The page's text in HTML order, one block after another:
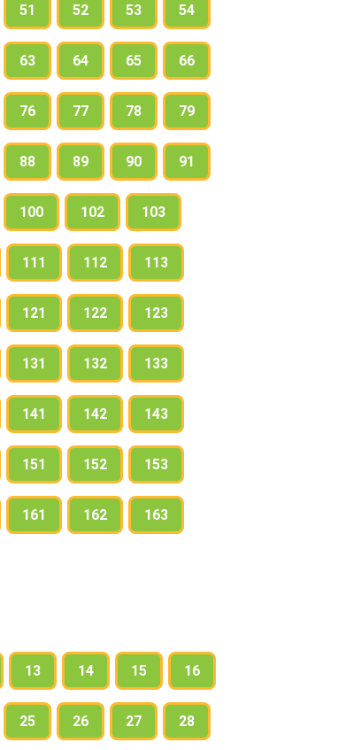
51 52 53 54
63 64 65 66
76 77 78 79
88 89 90 91
100 102 103
111 112 113
121 122 123
131 132 133
141 142 143
151 152 153
161 162 163
13 14 15 16
25 26 27 28